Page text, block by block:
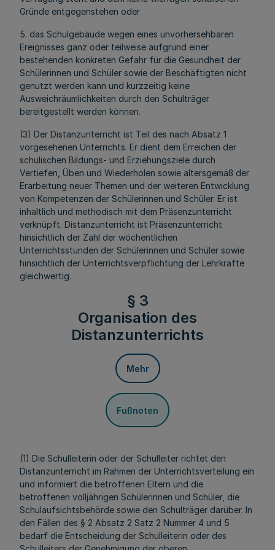
Gründe entgegenstehen oder
5. das Schulgebäude wegen eines unvorhersehbaren
Ereignisses ganz oder teilweise aufgrund einer
bestehenden konkreten Gefahr für die Gesundheit der
Schülerinnen und Schüler sowie der Beschäftigten nicht
genutzt werden kann und kurzzeitig keine
Ausweichräumlichkeiten durch den Schulträger
bereitgestellt werden können.
(3) Der Distanzunterricht ist Teil des nach Absatz 1
vorgesehenen Unterrichts. Er dient dem Erreichen der
schulischen Bildungs- und Erziehungsziele durch
Vertiefen, Üben und Wiederholen sowie altersgemäß der
Erarbeitung neuer Themen und der weiteren Entwicklung
von Kompetenzen der Schülerinnen und Schüler. Er ist
inhaltlich und methodisch mit dem Präsenzunterricht
verknüpft. Distanzunterricht ist Präsenzunterricht
hinsichtlich der Zahl der wöchentlichen
Unterrichtsstunden der Schülerinnen und Schüler sowie
hinsichtlich der Unterrichtsverpflichtung der Lehrkräfte
gleichwertig.
§ 3
Organisation des
Distanzunterrichts
Mehr
Fußnoten
(1) Die Schulleiterin oder der Schulleiter richtet den
Distanzunterricht im Rahmen der Unterrichtsverteilung ein
und informiert die betroffenen Eltern und die
betroffenen volljährigen Schülerinnen und Schüler, die
Schulaufsichtsbehörde sowie den Schulträger darüber. In
den Fällen des § 2 Absatz 2 Satz 2 Nummer 4 und 5
bedarf die Entscheidung der Schulleiterin oder des